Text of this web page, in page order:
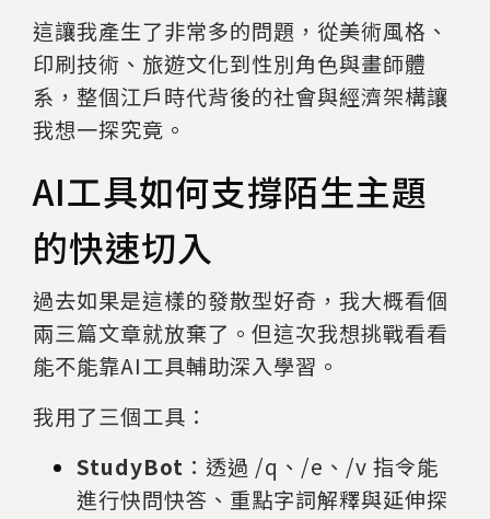
這讓我產生了非常多的問題，從美術風格、
印刷技術、旅遊文化到性別角色與畫師體
系，整個江戶時代背後的社會與經濟架構讓
我想一探究竟。
AI工具如何支撐陌生主題
的快速切入
過去如果是這樣的發散型好奇，我大概看個
兩三篇文章就放棄了。但這次我想挑戰看看
能不能靠AI工具輔助深入學習。
我用了三個工具：
StudyBot ：透過 /q、/e、/v 指令能
進行快問快答、重點字詞解釋與延伸探